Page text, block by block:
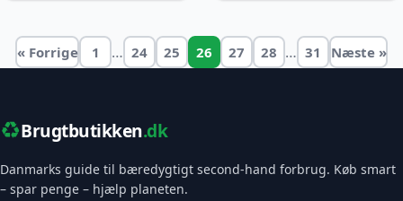
« Forrige 1 … 24 25 26 27 28 … 31 Næste »
♻️Brugtbutikken.dk
Danmarks guide til bæredygtigt second-hand forbrug. Køb smart
– spar penge – hjælp planeten.